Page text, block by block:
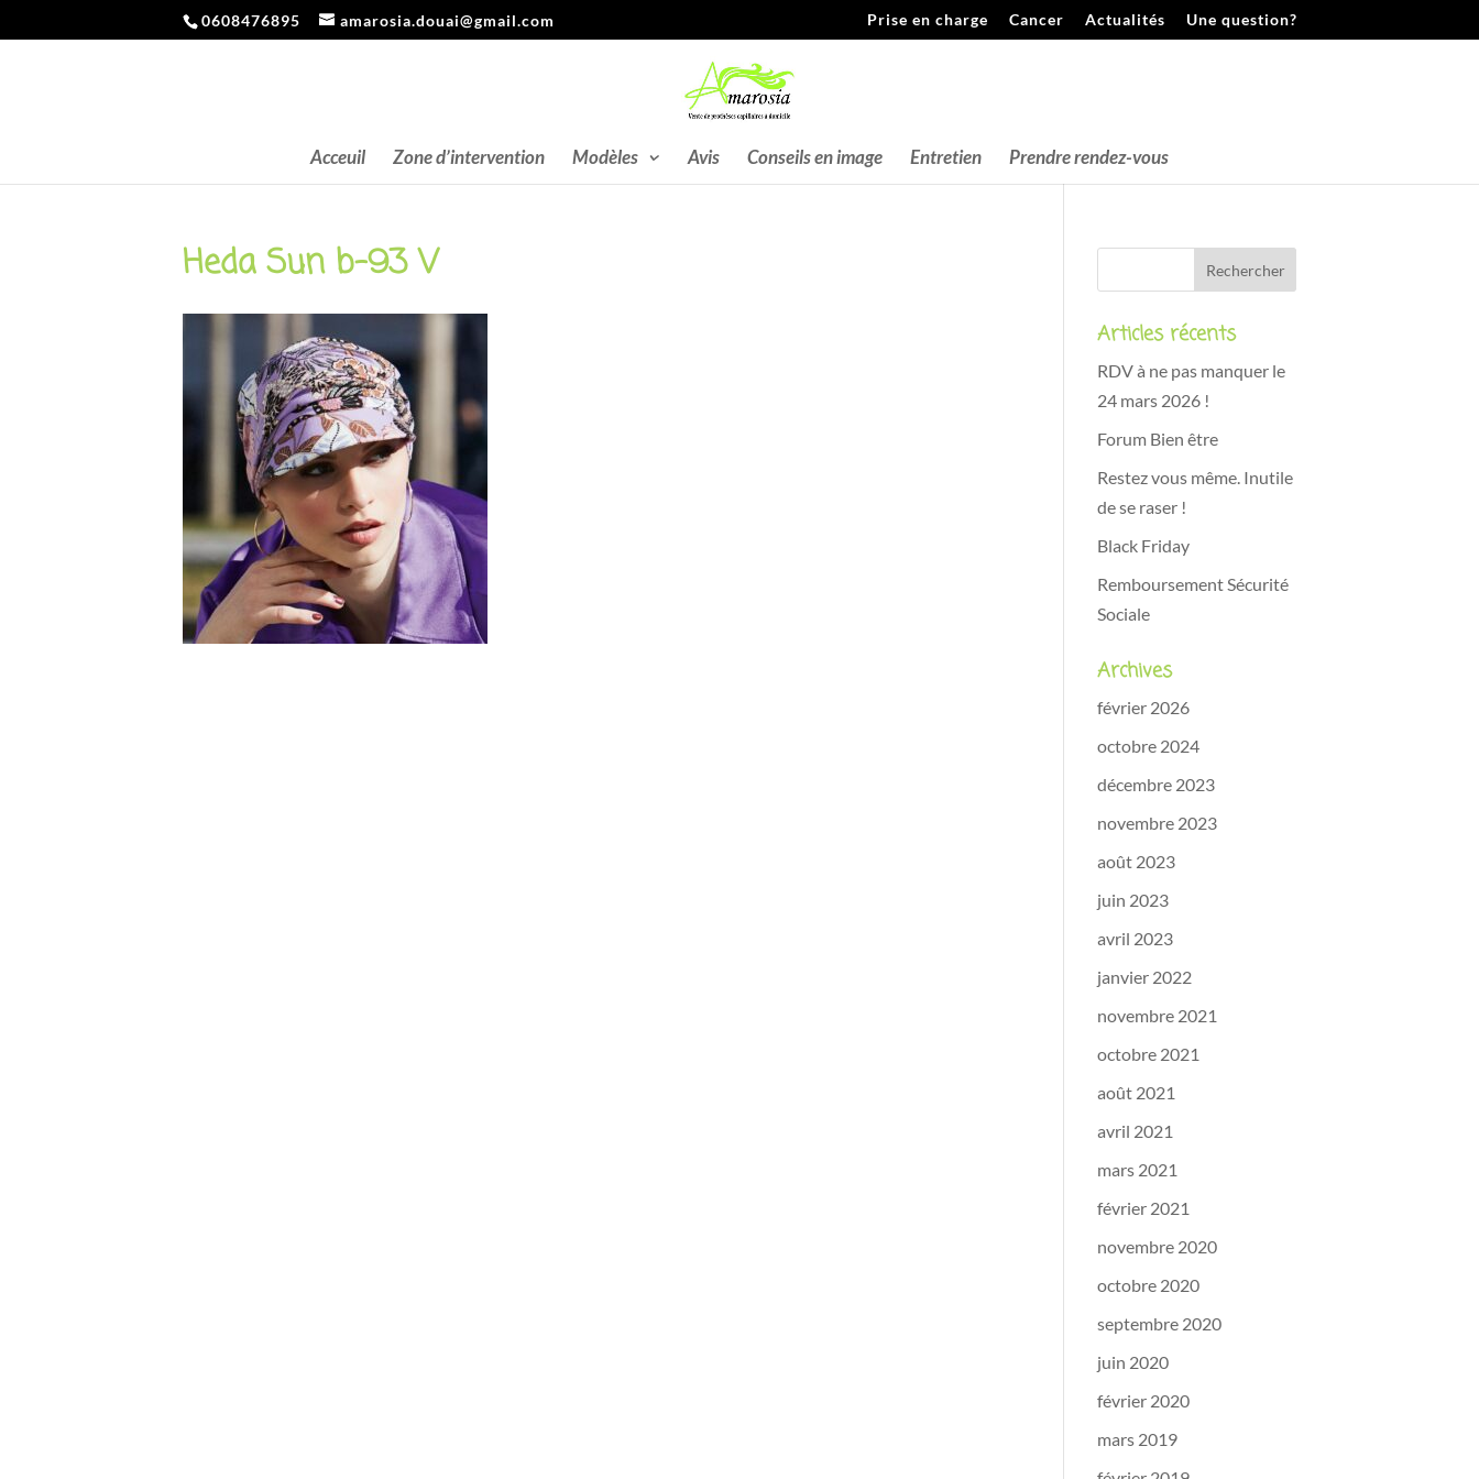
0608476895 amarosia.douai@gmail.com Prise en charge Cancer Actualités Une question?
Acceuil Zone d’intervention Modèles Avis Conseils en image Entretien Prendre rendez-vous
Heda Sun b-93 V
Articles récents
RDV à ne pas manquer le
24 mars 2026 !
Forum Bien être
Restez vous même. Inutile
de se raser !
Black Friday
Remboursement Sécurité
Sociale
Archives
février 2026
octobre 2024
décembre 2023
novembre 2023
août 2023
juin 2023
avril 2023
janvier 2022
novembre 2021
octobre 2021
août 2021
avril 2021
mars 2021
février 2021
novembre 2020
octobre 2020
septembre 2020
juin 2020
février 2020
mars 2019